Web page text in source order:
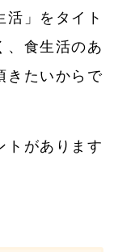
活」をタイト
、食生活のあ
きたいからで
トがあります